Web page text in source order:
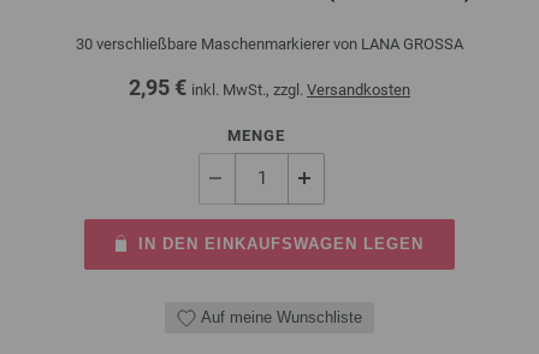
30 verschließbare Maschenmarkierer von LANA GROSSA
2,95 € inkl. MwSt., zzgl. Versandkosten
MENGE
IN DEN EINKAUFSWAGEN LEGEN
Auf meine Wunschliste